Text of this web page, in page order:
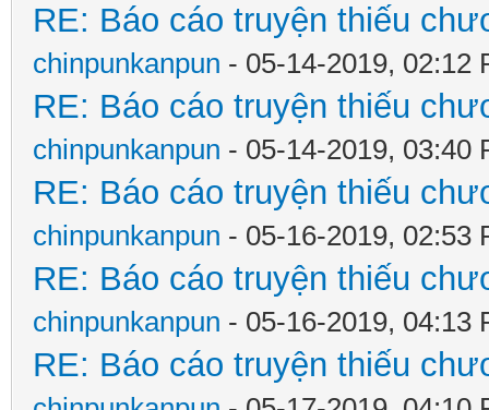
RE: Báo cáo truyện thiếu
chinpunkanpun - 05-14-2019, 02:12
RE: Báo cáo truyện thiếu
chinpunkanpun - 05-14-2019, 03:40
RE: Báo cáo truyện thiếu
chinpunkanpun - 05-16-2019, 02:53
RE: Báo cáo truyện thiếu
chinpunkanpun - 05-16-2019, 04:13
RE: Báo cáo truyện thiếu